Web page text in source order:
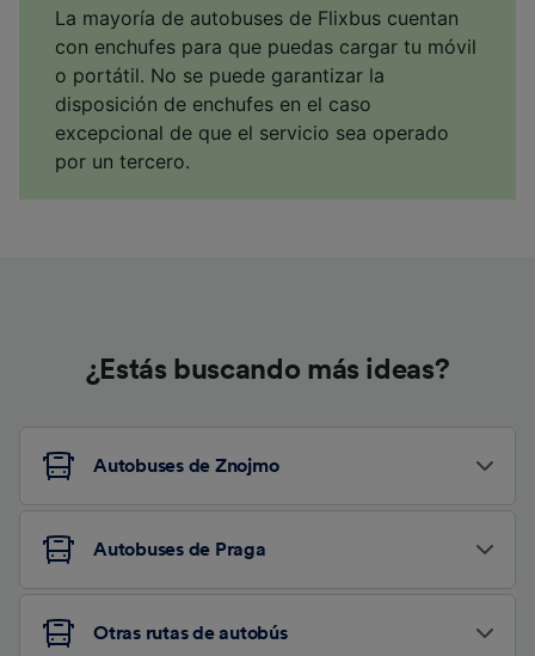
La mayoría de autobuses de Flixbus cuentan
con enchufes para que puedas cargar tu móvil
o portátil. No se puede garantizar la
disposición de enchufes en el caso
excepcional de que el servicio sea operado
por un tercero.
¿Estás buscando más ideas?
Autobuses de Znojmo
Autobuses de Praga
Otras rutas de autobús